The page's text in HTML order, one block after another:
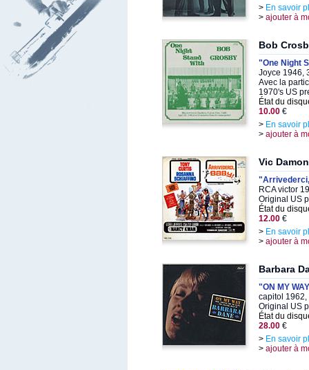
> En savoir
> ajouter à
Bob
"One Night
Joyce 1946,
Avec la
1970's US
État du
10.00 €
> En savoir
> ajouter à
Vic
RCA victor
Original US
État du
12.00 €
> En savoir
> ajouter à
Barbara
"ON MY
capitol 1962,
Original US
État du
28.00 €
> En savoir
> ajouter à